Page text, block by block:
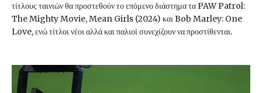
τίτλους ταινιών θα προστεθούν το επόμενο διάστημα τα PAW Patrol:
The Mighty Movie, Mean Girls (2024) και Bob Marley: One
Love, ενώ τίτλοι νέοι αλλά και παλιοί συνεχίζουν να προστίθενται.